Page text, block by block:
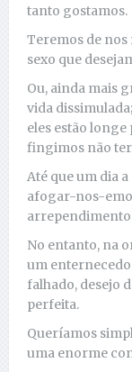
tanto gostamos.
Teremos de
sexo que
Ou, ainda mais
vida
eles estão
fingimos não
Até que um dia
afogar-nos-
No entanto, na
um
falhado, desejo
perfeita.
Queríamos
uma enorme